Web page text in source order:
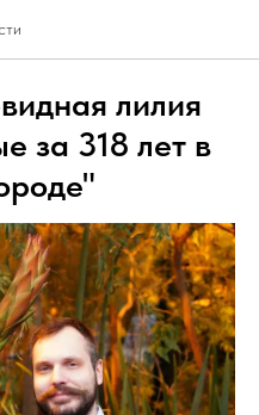
лилия
за 318 лет в